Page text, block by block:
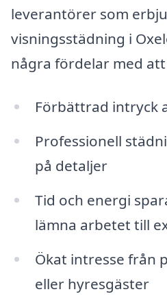
leverantörer som
visningsstädning i
några fördelar med
Förbättrad intryck
Professionell
på detaljer
Tid och energi
lämna arbetet till
Ökat intresse från
eller hyresgäster